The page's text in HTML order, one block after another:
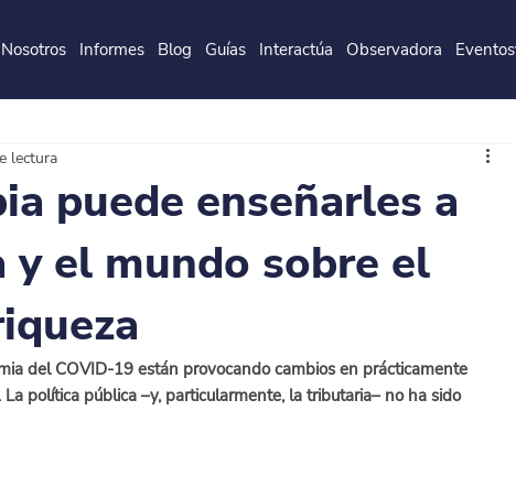
Nosotros Informes Blog Guías Interactúa Observadora Eventos
puede enseñarles a
y el mundo sobre el
lectura
del COVID-19 están provocando cambios en prácticamente
política pública –y, particularmente, la tributaria– no ha sido